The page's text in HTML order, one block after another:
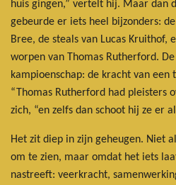
huis gingen,” vertelt hij. Maar dan
gebeurde er iets heel bijzonders:
Bree, de steals van Lucas
worpen van Thomas Rutherford.
kampioenschap: de kracht van
“Thomas Rutherford had pleisters
zich, “en zelfs dan schoot hij ze er
Het zit diep in zijn geheugen. Niet
om te zien, maar omdat het iets
nastreeft: veerkracht,